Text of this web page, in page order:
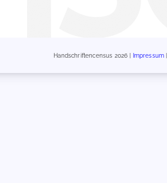
Handschriftencensus 2026 | Impressum